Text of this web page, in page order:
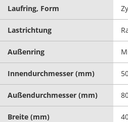
Laufring, Form
Lastrichtung
Außenring
Innendurchmesser (mm)
Außendurchmesser (mm)
Breite (mm)